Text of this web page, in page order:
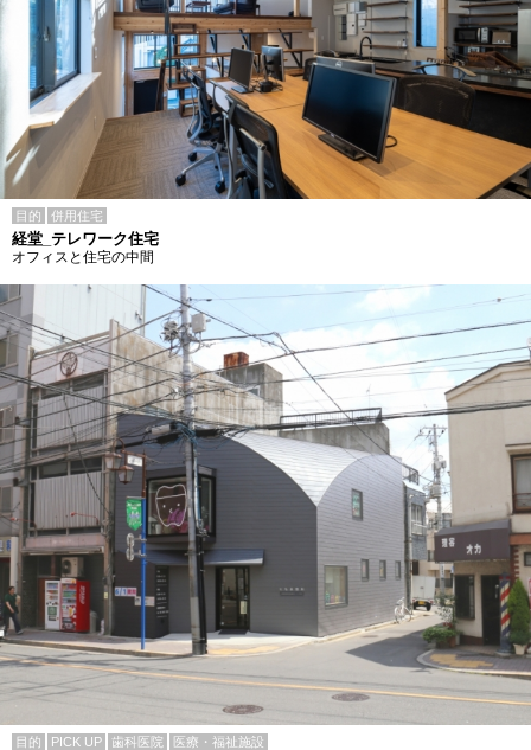
目的 併用住宅
経堂_テレワーク住宅
オフィスと住宅の中間
目的 PICK UP 歯科医院 医療・福祉施設